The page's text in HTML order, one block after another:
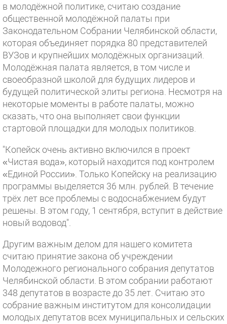
в молодёжной политике, считаю создание
общественной молодёжной палаты при
Законодательном Собрании Челябинской области,
которая объединяет порядка 80 представителей
ВУЗов и крупнейших молодёжных организаций.
Молодёжная палата является, в том числе и
своеобразной школой для будущих лидеров и
будущей политической элиты региона. Несмотря на
некоторые моменты в работе палаты, можно
сказать, что она выполняет свои функции
стартовой площадки для молодых политиков.
"Копейск очень активно включился в проект
«Чистая вода», который находится под контролем
«Единой России». Только Копейску на реализацию
программы выделяется 36 млн. рублей. В течение
трёх лет все проблемы с водоснабжением будут
решены. В этом году, 1 сентября, вступит в действие
новый водовод".
Другим важным делом для нашего комитета
считаю принятие закона об учреждении
Молодежного регионального собрания депутатов
Челябинской области. В этом собрании работают
348 депутатов в возрасте до 35 лет. Считаю это
собрание важным институтом для консолидации
молодых депутатов всех муниципальных и сельских